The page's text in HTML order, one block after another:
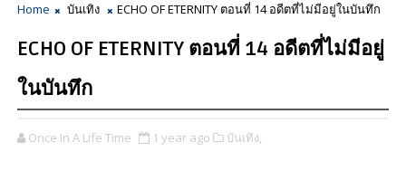
Home บันเทิง ECHO OF ETERNITY ตอนที่ 14 อดีตที่ไม่มีอยู่ในบันทึก
ECHO OF ETERNITY ตอนที่ 14 อดีตที่ไม่มีอยู่
ในบันทึก
Once In A Life Time 1 year ago บันเทิง,